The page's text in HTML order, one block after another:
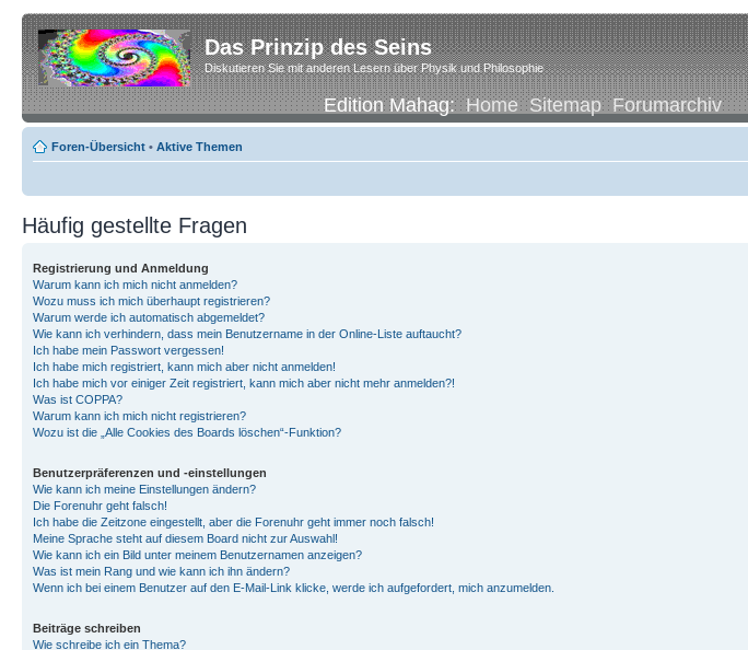
Das Prinzip des Seins
Diskutieren Sie mit anderen Lesern über Physik und Philosophie
Edition Mahag:Home Sitemap Forumarchiv
Foren-Übersicht • Aktive Themen
Häufig gestellte Fragen
Registrierung und Anmeldung
Warum kann ich mich nicht anmelden?
Wozu muss ich mich überhaupt registrieren?
Warum werde ich automatisch abgemeldet?
Wie kann ich verhindern, dass mein Benutzername in der Online-Liste auftaucht?
Ich habe mein Passwort vergessen!
Ich habe mich registriert, kann mich aber nicht anmelden!
Ich habe mich vor einiger Zeit registriert, kann mich aber nicht mehr anmelden?!
Was ist COPPA?
Warum kann ich mich nicht registrieren?
Wozu ist die „Alle Cookies des Boards löschen“-Funktion?
Benutzerpräferenzen und -einstellungen
Wie kann ich meine Einstellungen ändern?
Die Forenuhr geht falsch!
Ich habe die Zeitzone eingestellt, aber die Forenuhr geht immer noch falsch!
Meine Sprache steht auf diesem Board nicht zur Auswahl!
Wie kann ich ein Bild unter meinem Benutzernamen anzeigen?
Was ist mein Rang und wie kann ich ihn ändern?
Wenn ich bei einem Benutzer auf den E-Mail-Link klicke, werde ich aufgefordert, mich anzumelden.
Beiträge schreiben
Wie schreibe ich ein Thema?